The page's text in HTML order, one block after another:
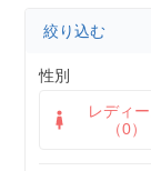
絞り込む
性別
レディ
（0）